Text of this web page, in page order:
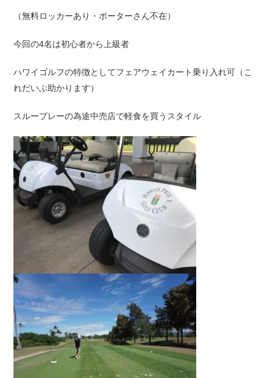
（無料ロッカーあり・ポーターさん不在）
今回の4名は初心者から上級者
ハワイゴルフの特徴としてフェアウェイカート乗り入れ可（こ
れだいぶ助かります）
スループレーの為途中売店で軽食を買うスタイル